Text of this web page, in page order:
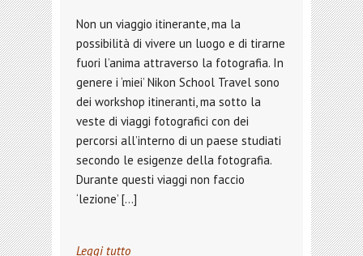
Non un viaggio itinerante, ma la
possibilità di vivere un luogo e di tirarne
fuori l’anima attraverso la fotografia. In
genere i ‘miei’ Nikon School Travel sono
dei workshop itineranti, ma sotto la
veste di viaggi fotografici con dei
percorsi all’interno di un paese studiati
secondo le esigenze della fotografia.
Durante questi viaggi non faccio
‘lezione’ […]
Leggi tutto